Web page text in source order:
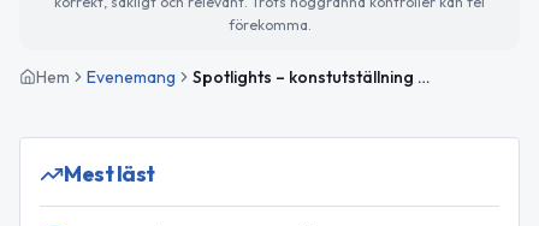
förekomma.
Hem Evenemang Spotlights – konstutställning av Mamoun Alshayeb
Mest läst